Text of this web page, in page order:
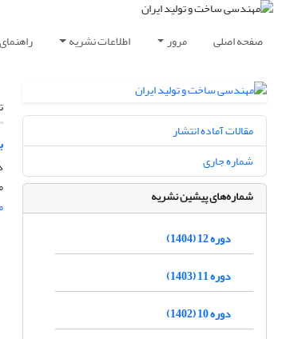
صفحه اصلی مرور اطلاعات نشریه
مقالات آماده انتشار
شماره جاری
شماره‌های پیشین نشریه
دوره 12 (1404)
دوره 11 (1403)
دوره 10 (1402)